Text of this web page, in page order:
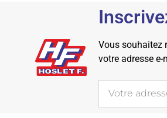
Vous souhaitez
votre adresse